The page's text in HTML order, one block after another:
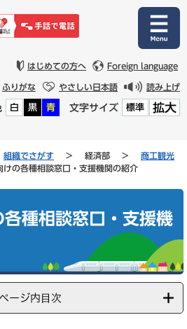
はじめての方へ Foreign language
ふりがな やさしい日本語 読み上げ
白 黒 青 文字サイズ 標準 拡大
組織でさがす > 経済部 >
商工観光
けの各種相談窓口・支援機関の紹介
種相談窓口・支援機
ページ内目次